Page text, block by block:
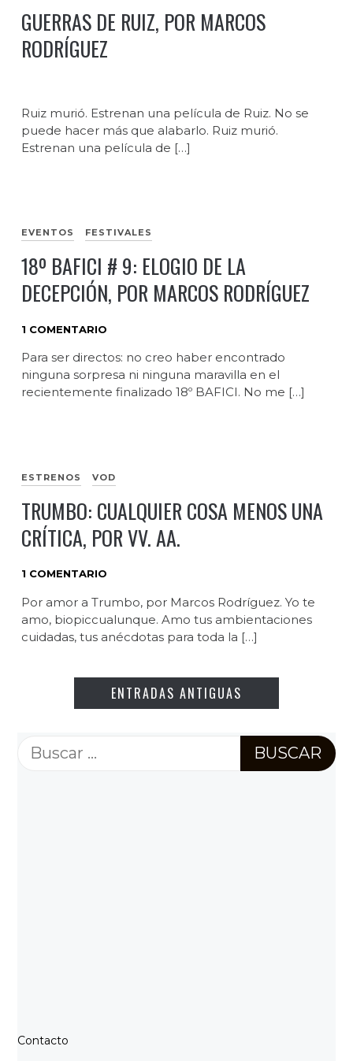
GUERRAS DE RUIZ, POR MARCOS
RODRÍGUEZ
Ruiz murió. Estrenan una película de Ruiz. No se
puede hacer más que alabarlo. Ruiz murió.
Estrenan una película de […]
EVENTOS FESTIVALES
18º BAFICI # 9: ELOGIO DE LA
DECEPCIÓN, POR MARCOS RODRÍGUEZ
1 COMENTARIO
Para ser directos: no creo haber encontrado
ninguna sorpresa ni ninguna maravilla en el
recientemente finalizado 18º BAFICI. No me […]
ESTRENOS VOD
TRUMBO: CUALQUIER COSA MENOS UNA
CRÍTICA, POR VV. AA.
1 COMENTARIO
Por amor a Trumbo, por Marcos Rodríguez. Yo te
amo, biopiccualunque. Amo tus ambientaciones
cuidadas, tus anécdotas para toda la […]
ENTRADAS ANTIGUAS
Buscar:
Contacto